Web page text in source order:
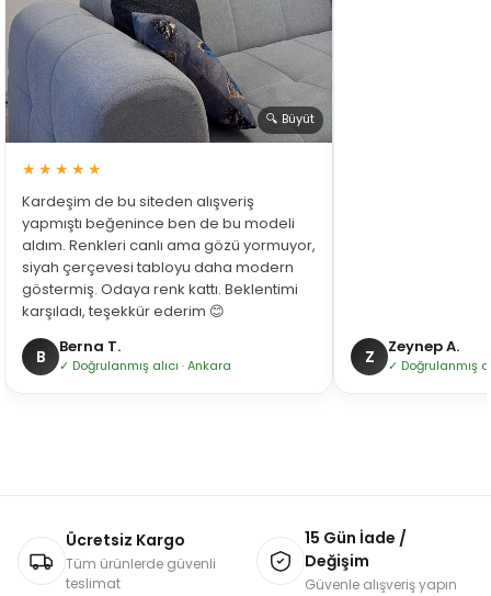
🔍 Büyüt
★★★★★
Kardeşim de bu siteden alışveriş
yapmıştı beğenince ben de bu modeli
aldım. Renkleri canlı ama gözü yormuyor,
siyah çerçevesi tabloyu daha modern
göstermiş. Odaya renk kattı. Beklentimi
karşıladı, teşekkür ederim 😊
B Berna T.
✓ Doğrulanmış alıcı · Ankara Z Zeynep A.
✓ Doğrulanmış
Ücretsiz Kargo
Tüm ürünlerde güvenli
teslimat
15 Gün İade /
Değişim
Güvenle alışveriş yapın